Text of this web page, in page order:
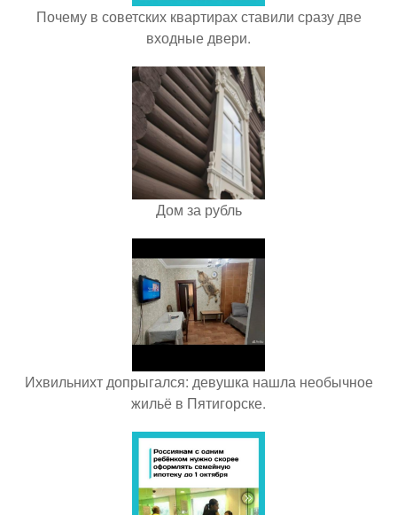
Почему в советских квартирах ставили сразу две
входные двери.
Дом за рубль
Ихвильнихт допрыгался: девушка нашла необычное
жильё в Пятигорске.